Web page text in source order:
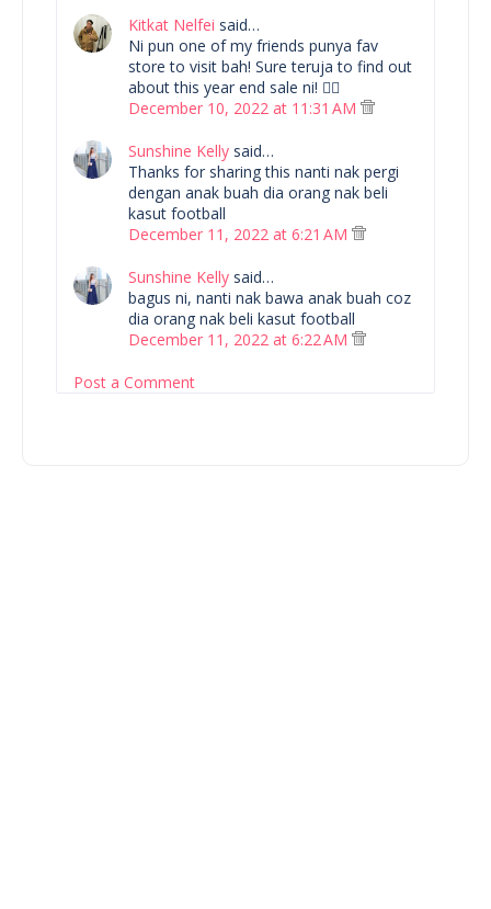
Kitkat Nelfei said…
Ni pun one of my friends punya fav
store to visit bah! Sure teruja to find out
about this year end sale ni! 👍🏻
December 10, 2022 at 11:31 AM
Sunshine Kelly said…
Thanks for sharing this nanti nak pergi
dengan anak buah dia orang nak beli
kasut football
December 11, 2022 at 6:21 AM
Sunshine Kelly said…
bagus ni, nanti nak bawa anak buah coz
dia orang nak beli kasut football
December 11, 2022 at 6:22 AM
Post a Comment